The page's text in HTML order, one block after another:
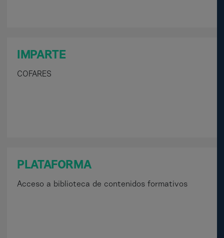
IMPARTE
COFARES
PLATAFORMA
Acceso a biblioteca de contenidos formativos